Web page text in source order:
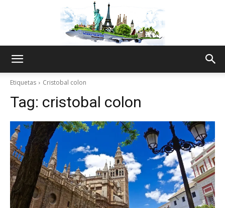
Thru
My
Etiquetas Cristobal colon
Tag: cristobal colon